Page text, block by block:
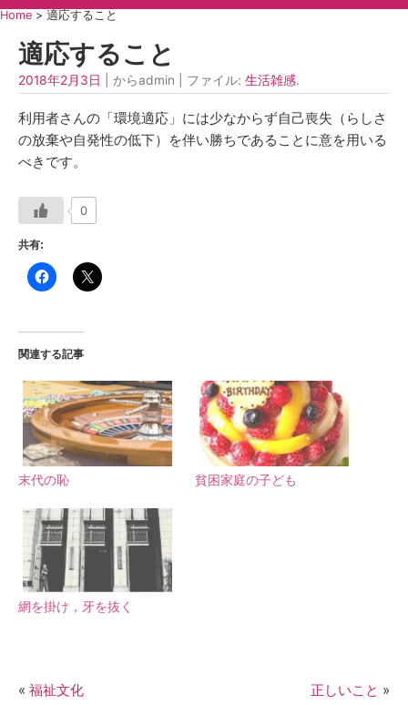
Home > 適応すること
適応すること
2018年2月3日 | からadmin | ファイル: 生活雑感.
利用者さんの「環境適応」には少なからず自己喪失（らしさ
の放棄や自発性の低下）を伴い勝ちであることに意を用いる
べきです。
0
共有:
関連する記事
末代の恥 貧困家庭の子ども
網を掛け，牙を抜く
« 福祉文化 正しいこと »